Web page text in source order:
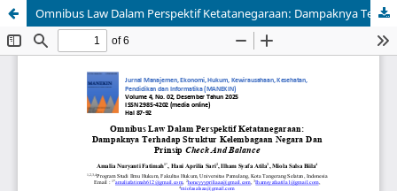
Omnibus Law Dalam Perspektif Ketatanegaraan: Dampaknya Terhadap Struktur Kelembagaan Negara Dan Prinsip Check And Balance